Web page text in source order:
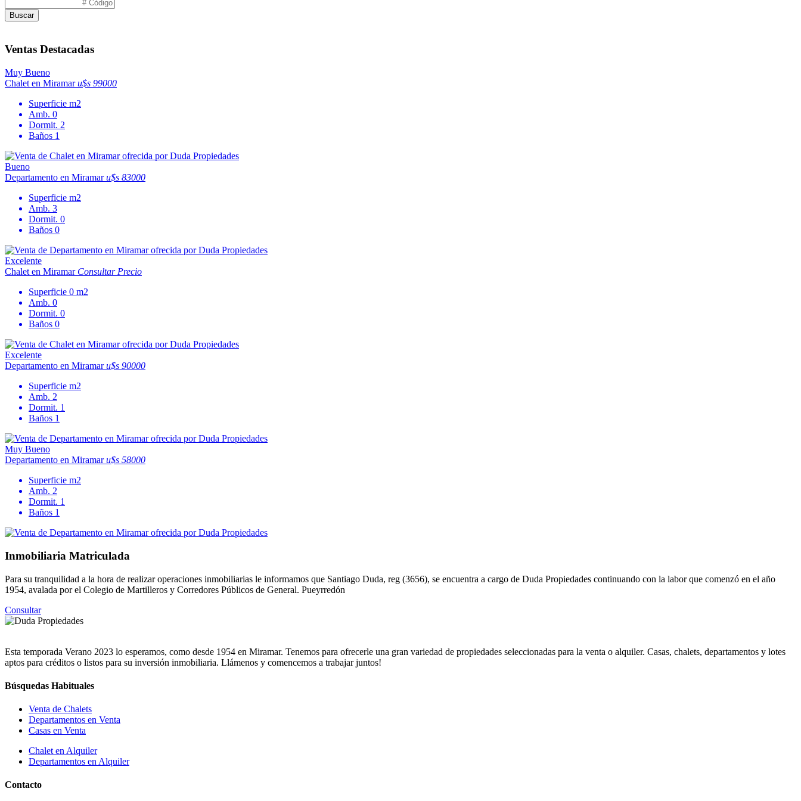
Buscar
Ventas Destacadas
Muy Bueno
Chalet en Miramaru$s 99000
Superficie m2
Amb. 0
Dormit. 2
Baños 1
Bueno
Departamento en Miramaru$s 83000
Superficie m2
Amb. 3
Dormit. 0
Baños 0
Excelente
Chalet en Miramar Consultar Precio
Superficie 0 m2
Amb. 0
Dormit. 0
Baños 0
Excelente
Departamento en Miramaru$s 90000
Superficie m2
Amb. 2
Dormit. 1
Baños 1
Muy Bueno
Departamento en Miramaru$s 58000
Superficie m2
Amb. 2
Dormit. 1
Baños 1
Inmobiliaria Matriculada
Para su tranquilidad a la hora de realizar operaciones inmobiliarias le informamos que Santiago Duda, reg (3656), se encuentra a cargo de Duda Propiedades continuando con la labor que comenzó en el año
1954, avalada por el Colegio de Martilleros y Corredores Públicos de General. Pueyrredón
Consultar
Esta temporada Verano 2023 lo esperamos, como desde 1954 en Miramar. Tenemos para ofrecerle una gran variedad de propiedades seleccionadas para la venta o alquiler. Casas, chalets, departamentos y lotes
aptos para créditos o listos para su inversión inmobiliaria. Llámenos y comencemos a trabajar juntos!
Búsquedas Habituales
Venta de Chalets
Departamentos en Venta
Casas en Venta
Chalet en Alquiler
Departamentos en Alquiler
Contacto